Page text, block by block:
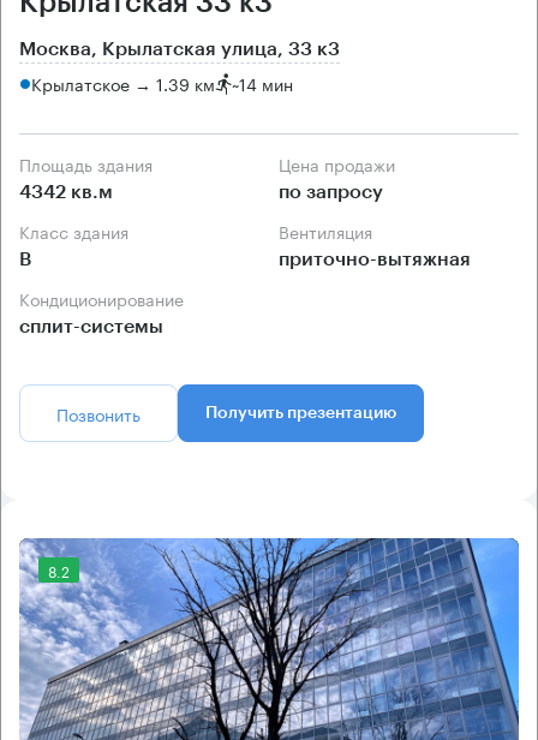
Москва, Крылатская улица, 33 к3
Крылатское → 1.39 км ~14 мин
Площадь здания
4342 кв.м
Цена продажи
по запросу
Класс здания
B
Вентиляция
приточно-вытяжная
Кондиционирование
сплит-системы
Позвонить Получить презентацию
8.2